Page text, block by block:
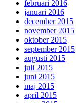
februari 2016
januari 2016
december 2015
november 2015
oktober 2015
september 2015
augusti 2015
juli 2015
juni 2015
maj 2015
april 2015